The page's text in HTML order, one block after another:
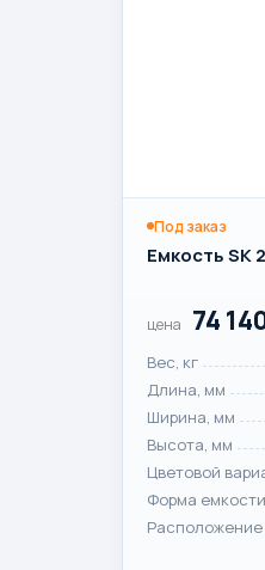
Под заказ
Емкость SK
цена 74
Вес, кг
Длина, мм
Ширина, мм
Высота, мм
Цветовой
Форма емкости
Расположение